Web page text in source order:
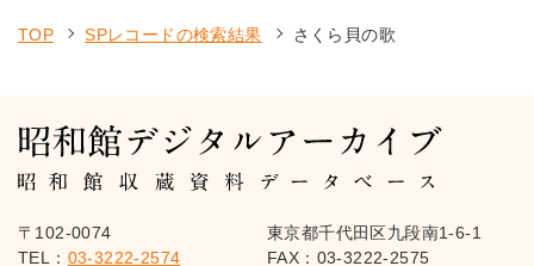
TOP SPレコードの検索結果 さくら貝の歌
〒102-0074
東京都千代田区九段南1-6-1
TEL： 03-3222-2574 FAX：03-3222-2575